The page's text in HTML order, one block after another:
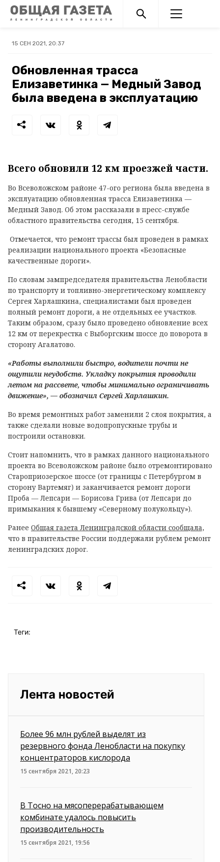
15 СЕН 2021, 20:37
Обновленная трасса
Елизаветинка — Медный Завод
была введена в эксплуатацию
Всего обновили 12 км проезжей части.
Во Всеволожском районе 47-ого региона была введена в
эксплуатацию обновленная трасса Елизаветинка —
Медный Завод. Об этом рассказали в пресс-службе
областного правительства сегодня, 15 сентября.
Отмечается, что ремонт трассы был проведен в рамках
реализации национального проекта «Безопасные
качественные дороги».
По словам зампредседателя правительства Ленобласти
по транспорту и топливно-энергетическому комплексу
Сергея Харлашкина, специалистами был проведен
полный ремонт дороги, а не отдельных ее участков.
Таким образом, сразу было проведено обновление всех
12 км от перекрестка с Выборгским шоссе до поворота в
сторону Агалатово.
«Работы выполнили быстро, водители почти не
ощутили неудобств. Укладку покрытия проводили
летом на рассвете, чтобы минимально ограничивать
движение», — обозначил Сергей Харлашкин.
Во время ремонтных работ заменили 2 слоя покрытия, а
также сделали новые водопропускные трубы и
построили остановки.
Стоит напомнить, что в рамках данного национального
проекта во Всеволожском районе было отремонтировано
Староприозерское шоссе (от границы с Петербургом в
сторону Вартемяг) и заканчивается ремонт дороги
Проба — Лепсари — Борисова Грива (от Лепсари до
примыкания к бывшему «Северному полукольцу»).
Ранее Общая газета Ленинградской области сообщала,
что в правительстве России поддержали рублем ремонт
ленинградских дорог.
Теги:
Лента новостей
Более 96 млн рублей выделят из
резервного фонда Ленобласти на покупку
концентраторов кислорода
15 сентября 2021, 20:23
В Тосно на мясоперерабатывающем
комбинате удалось повысить
производительность
15 сентября 2021, 19:56